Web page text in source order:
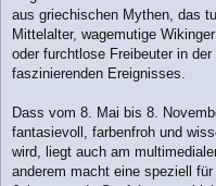
aus griechischen Mythen, das
Mittelalter, wagemutige
oder furchtlose Freibeuter in
faszinierenden Ereignisses.
Dass vom 8. Mai bis 8.
fantasievoll, farbenfroh und
wird, liegt auch am
anderem macht eine speziell